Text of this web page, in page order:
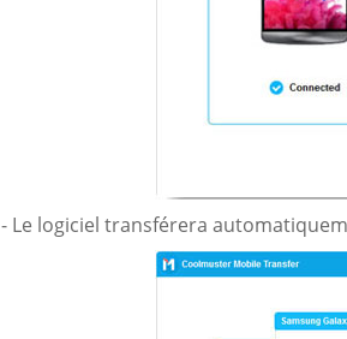
- Le logiciel transférera